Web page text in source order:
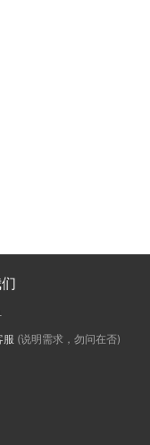
服 (说明需求，勿问在否)